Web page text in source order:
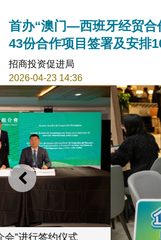
首办“澳门—西班牙经贸合
43份合作项目签署及安排
招商投资促进局
2026-04-23 14:36
上一则